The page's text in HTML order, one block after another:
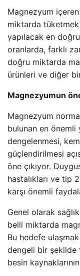
Magnezyum
miktarda
yapılacak en
oranlarda, farklı
doğru miktarda
ürünleri ve diğer
Magnezyumun
Magnezyum
bulunan en önemli
dengelenmesi,
güçlendirilmesi
öne çıkıyor.
hastalıkları ve tip
karşı önemli
Genel olarak
belli miktarda
Bu hedefe
dengeli bir şekilde
besin